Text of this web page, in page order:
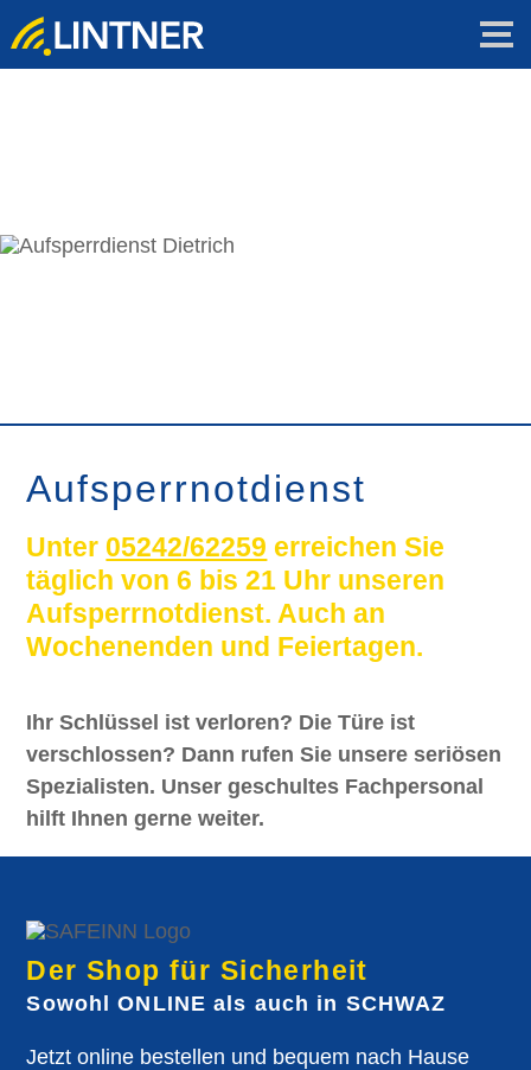
Aufsperrnotdienst
Unter 05242/62259 erreichen Sie
täglich von 6 bis 21 Uhr unseren
Aufsperrnotdienst. Auch an
Wochenenden und Feiertagen.
Ihr Schlüssel ist verloren? Die Türe ist
verschlossen? Dann rufen Sie unsere seriösen
Spezialisten. Unser geschultes Fachpersonal
hilft Ihnen gerne weiter.
Der Shop für Sicherheit
SowohlONLINE als auch in SCHWAZ
Jetzt online bestellen und bequem nach Hause